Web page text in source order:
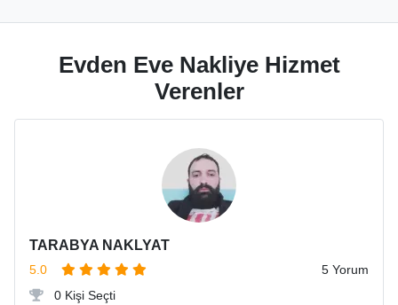
Evden Eve Nakliye Hizmet
Verenler
TARABYA NAKLYAT
5.0
5 Yorum
0 Kişi Seçti